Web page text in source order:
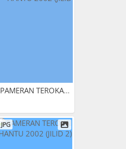
PAMERAN TEROKAI HANTU 2002...
JPG